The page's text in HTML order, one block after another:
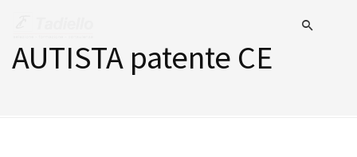
AUTISTA patente CE